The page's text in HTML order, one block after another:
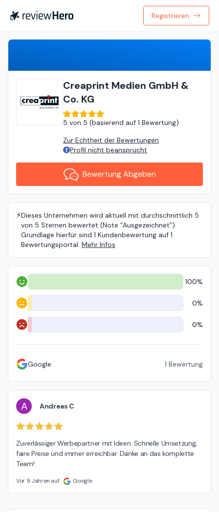
Registrieren
Creaprint Medien GmbH &
Co. KG
5 von 5 (basierend auf 1 Bewertung)
Zur Echtheit der Bewertungen
Profil nicht beansprucht
Bewertung Abgeben
⚡️Dieses Unternehmen wird aktuell mit durchschnittlich 5
von 5 Sternen bewertet (Note “Ausgezeichnet”).
Grundlage hierfür sind 1 Kundenbewertung auf 1
Bewertungsportal. Mehr Infos
Positiv 100%
Neutral 0%
Negativ 0%
Google 1 Bewertung
A Andreas C
Zuverlässiger Werbepartner mit Ideen. Schnelle Umsetzung,
faire Preise und immer erreichbar. Danke an das komplette
Team!
Vor 9 Jahren auf Google